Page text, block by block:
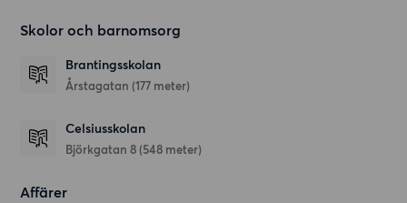
Skolor och barnomsorg
Brantingsskolan
Årstagatan (177 meter)
Celsiusskolan
Björkgatan 8 (548 meter)
Affärer